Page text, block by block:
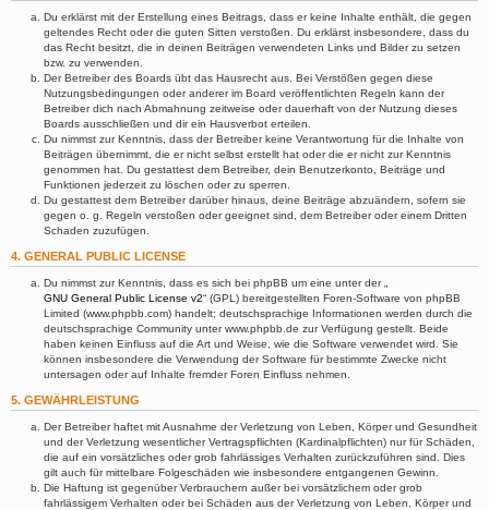
Du erklärst mit der Erstellung eines Beitrags, dass er keine Inhalte enthält, die gegen
geltendes Recht oder die guten Sitten verstoßen. Du erklärst insbesondere, dass du
das Recht besitzt, die in deinen Beiträgen verwendeten Links und Bilder zu setzen
bzw. zu verwenden.
Der Betreiber des Boards übt das Hausrecht aus. Bei Verstößen gegen diese
Nutzungsbedingungen oder anderer im Board veröffentlichten Regeln kann der
Betreiber dich nach Abmahnung zeitweise oder dauerhaft von der Nutzung dieses
Boards ausschließen und dir ein Hausverbot erteilen.
Du nimmst zur Kenntnis, dass der Betreiber keine Verantwortung für die Inhalte von
Beiträgen übernimmt, die er nicht selbst erstellt hat oder die er nicht zur Kenntnis
genommen hat. Du gestattest dem Betreiber, dein Benutzerkonto, Beiträge und
Funktionen jederzeit zu löschen oder zu sperren.
Du gestattest dem Betreiber darüber hinaus, deine Beiträge abzuändern, sofern sie
gegen o. g. Regeln verstoßen oder geeignet sind, dem Betreiber oder einem Dritten
Schaden zuzufügen.
4. GENERAL PUBLIC LICENSE
Du nimmst zur Kenntnis, dass es sich bei phpBB um eine unter der „
GNU General Public License v2“ (GPL) bereitgestellten Foren-Software von phpBB
Limited (www.phpbb.com) handelt; deutschsprachige Informationen werden durch die
deutschsprachige Community unter www.phpbb.de zur Verfügung gestellt. Beide
haben keinen Einfluss auf die Art und Weise, wie die Software verwendet wird. Sie
können insbesondere die Verwendung der Software für bestimmte Zwecke nicht
untersagen oder auf Inhalte fremder Foren Einfluss nehmen.
5. GEWÄHRLEISTUNG
Der Betreiber haftet mit Ausnahme der Verletzung von Leben, Körper und Gesundheit
und der Verletzung wesentlicher Vertragspflichten (Kardinalpflichten) nur für Schäden,
die auf ein vorsätzliches oder grob fahrlässiges Verhalten zurückzuführen sind. Dies
gilt auch für mittelbare Folgeschäden wie insbesondere entgangenen Gewinn.
Die Haftung ist gegenüber Verbrauchern außer bei vorsätzlichem oder grob
fahrlässigem Verhalten oder bei Schäden aus der Verletzung von Leben, Körper und